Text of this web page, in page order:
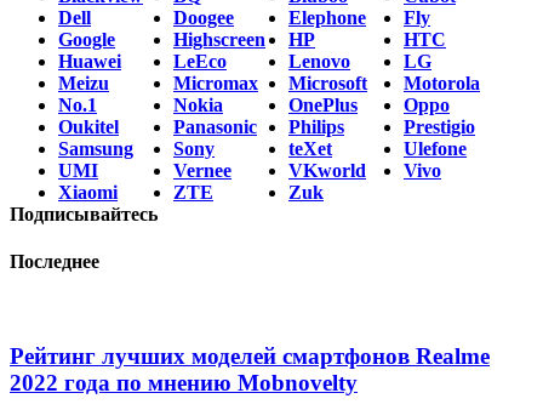
Dell
Doogee Elephone
Fly
Google
Highscreen HP
HTC
Huawei
LeEco Lenovo
LG
Meizu
Micromax Microsoft
Motorola
No.1
Nokia OnePlus
Oppo
Oukitel
Panasonic Philips
Prestigio
Samsung
Sony teXet
Ulefone
UMI
Vernee VKworld
Vivo
Xiaomi
ZTE
Zuk
Подписывайтесь
Последнее
Рейтинг лучших моделей смартфонов Realme
2022 года по мнению Mobnovelty